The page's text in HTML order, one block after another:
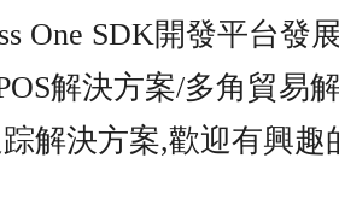
One SDK開發平台發
解決方案/多角貿易
解決方案,歡迎有興趣